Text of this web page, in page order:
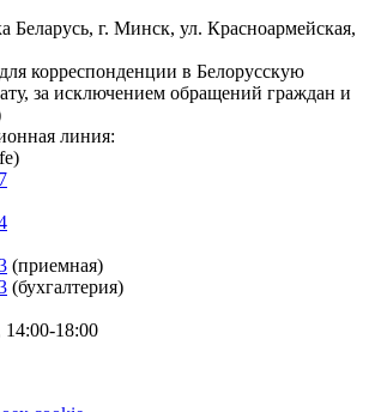
Беларусь, г. Минск, ул. Красноармейская,
корреспонденции в Белорусскую
за исключением обращений граждан и
линия:
(приемная)
(бухгалтерия)
18:00